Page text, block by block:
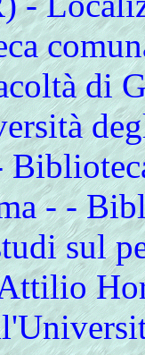
di
- -
sul